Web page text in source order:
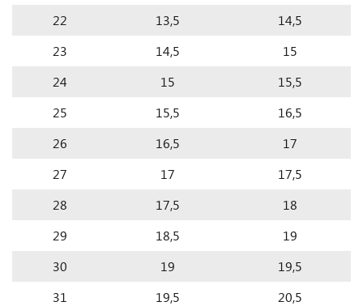
22
13,5
14,5
23
14,5
15
24
15
15,5
25
15,5
16,5
26
16,5
17
27
17
17,5
28
17,5
18
29
18,5
19
30
19
19,5
31
19,5
20,5